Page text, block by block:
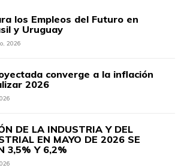
los Empleos del Futuro en
y Uruguay
2026
converge a la inflación
2026
DE LA INDUSTRIA Y DEL
EN MAYO DE 2026 SE
3,5% Y 6,2%